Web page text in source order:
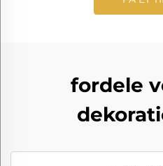
fordele